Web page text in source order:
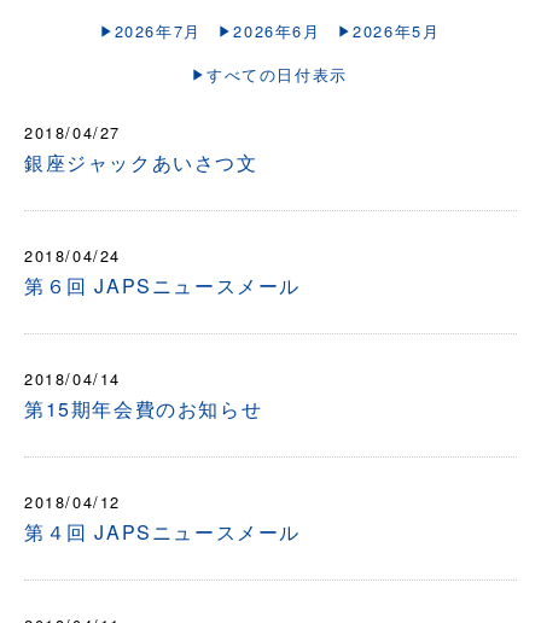
2026年7月 2026年6月
2026年5月
すべての日付表示
2018/04/27
銀座ジャックあいさつ文
2018/04/24
第６回 JAPSニュースメール
2018/04/14
第15期年会費のお知らせ
2018/04/12
第４回 JAPSニュースメール